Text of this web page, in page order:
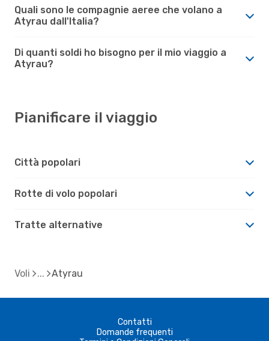
Quali sono le compagnie aeree che volano a
Atyrau dall'Italia?
Di quanti soldi ho bisogno per il mio viaggio a
Atyrau?
Pianificare il viaggio
Città popolari
Rotte di volo popolari
Tratte alternative
Voli Atyrau
Contatti
Domande frequenti